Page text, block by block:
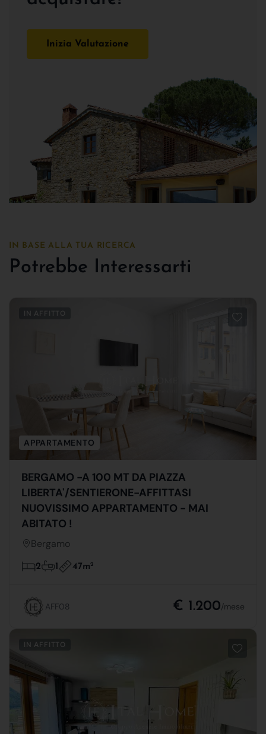
Inizia Valutazione
IN BASE ALLA TUA RICERCA
Potrebbe Interessarti
IN AFFITTO
APPARTAMENTO
BERGAMO -A 100 MT DA PIAZZA
LIBERTA'/SENTIERONE-AFFITTASI
NUOVISSIMO APPARTAMENTO - MAI
ABITATO !
Bergamo
2 1 47m2
AFF08 € 1.200/mese
IN AFFITTO